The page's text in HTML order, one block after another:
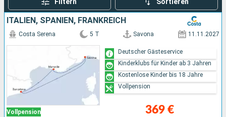
ITALIEN, SPANIEN, FRANKREICH
Vollpension
Costa Serena 5 T Savona 11.11.2027
369 €
Deutscher Gästeservice
Kinderklubs für Kinder ab 3 Jahren
Kostenlose Kinder bis 18 Jahre
Vollpension